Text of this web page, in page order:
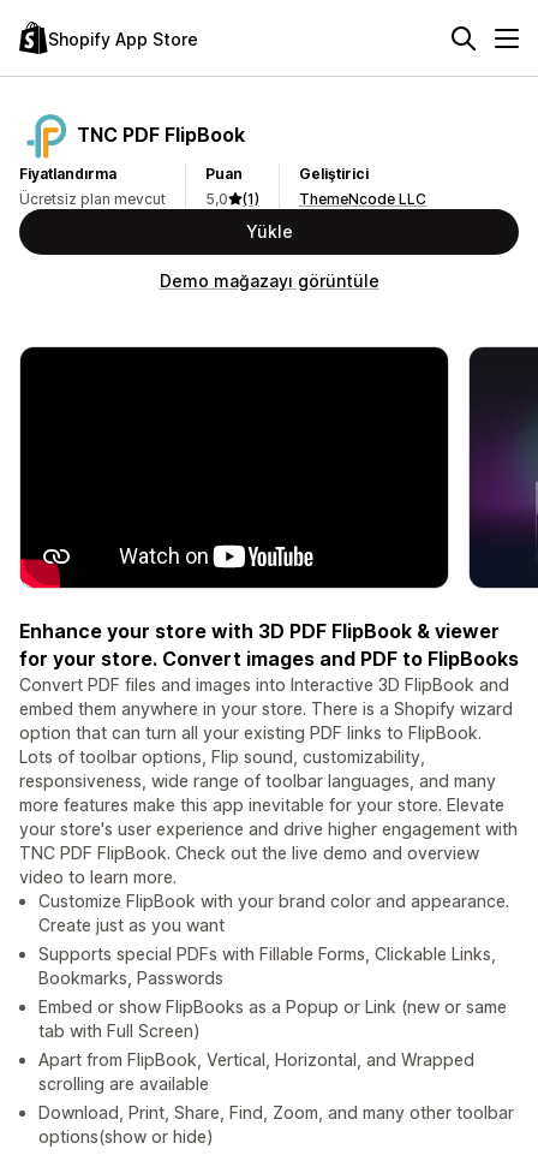
Shopify App Store
TNC PDF FlipBook
Fiyatlandırma
Ücretsiz plan mevcut
Puan
5,0
(1)
Geliştirici
ThemeNcode LLC
Yükle
Demo mağazayı görüntüle
Enhance your store with 3D PDF FlipBook & viewer
for your store. Convert images and PDF to FlipBooks
Convert PDF files and images into Interactive 3D FlipBook and
embed them anywhere in your store. There is a Shopify wizard
option that can turn all your existing PDF links to FlipBook.
Lots of toolbar options, Flip sound, customizability,
responsiveness, wide range of toolbar languages, and many
more features make this app inevitable for your store. Elevate
your store's user experience and drive higher engagement with
TNC PDF FlipBook. Check out the live demo and overview
video to learn more.
Customize FlipBook with your brand color and appearance.
Create just as you want
Supports special PDFs with Fillable Forms, Clickable Links,
Bookmarks, Passwords
Embed or show FlipBooks as a Popup or Link (new or same
tab with Full Screen)
Apart from FlipBook, Vertical, Horizontal, and Wrapped
scrolling are available
Download, Print, Share, Find, Zoom, and many other toolbar
options(show or hide)